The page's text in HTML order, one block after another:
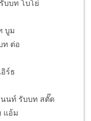
บบท โบโย่
บูม
ท ต่อ
ร์ธ
นท์ รับบท สตั๊ด
แอ้ม